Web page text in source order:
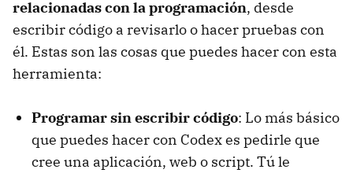
relacionadas con la programación, desde
escribir código a revisarlo o hacer pruebas con
él. Estas son las cosas que puedes hacer con esta
herramienta:
Programar sin escribir código: Lo más básico
que puedes hacer con Codex es pedirle que
cree una aplicación, web o script. Tú le